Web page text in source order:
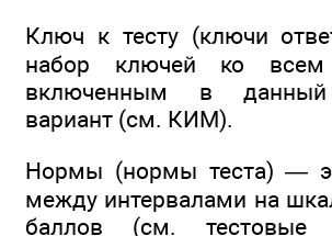
Ключ к тесту (ключи
набор ключей ко всем
включенным в данный
вариант (см. КИМ).
Нормы (нормы теста) —
между интервалами на
баллов (см.